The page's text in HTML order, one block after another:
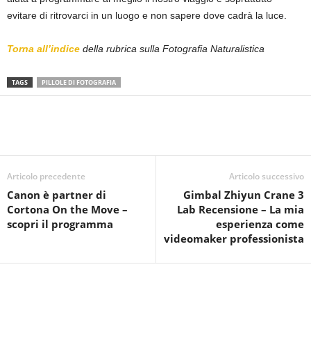
evitare di ritrovarci in un luogo e non sapere dove cadrà la luce.
Torna all’indice della rubrica sulla Fotografia Naturalistica
TAGS PILLOLE DI FOTOGRAFIA
Articolo precedente
Canon è partner di
Cortona On the Move –
scopri il programma
Articolo successivo
Gimbal Zhiyun Crane 3
Lab Recensione – La mia
esperienza come
videomaker professionista